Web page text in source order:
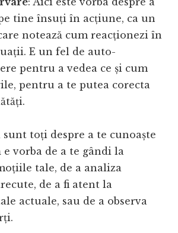
tine însuți în acțiune, ca un
notează cum reacționezi în
E un fel de auto-
pentru a vedea ce și cum
pentru a te putea corecta
toți despre a te cunoaște
e vorba de a te gândi la
tale, de a analiza
de a fi atent la
actuale, sau de a observa